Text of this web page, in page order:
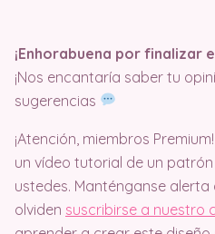
¡Enhorabuena por finalizar
¡Nos encantaría saber tu
sugerencias
¡Atención, miembros
un vídeo tutorial de un
ustedes. Manténganse
olviden suscribirse a nuestro